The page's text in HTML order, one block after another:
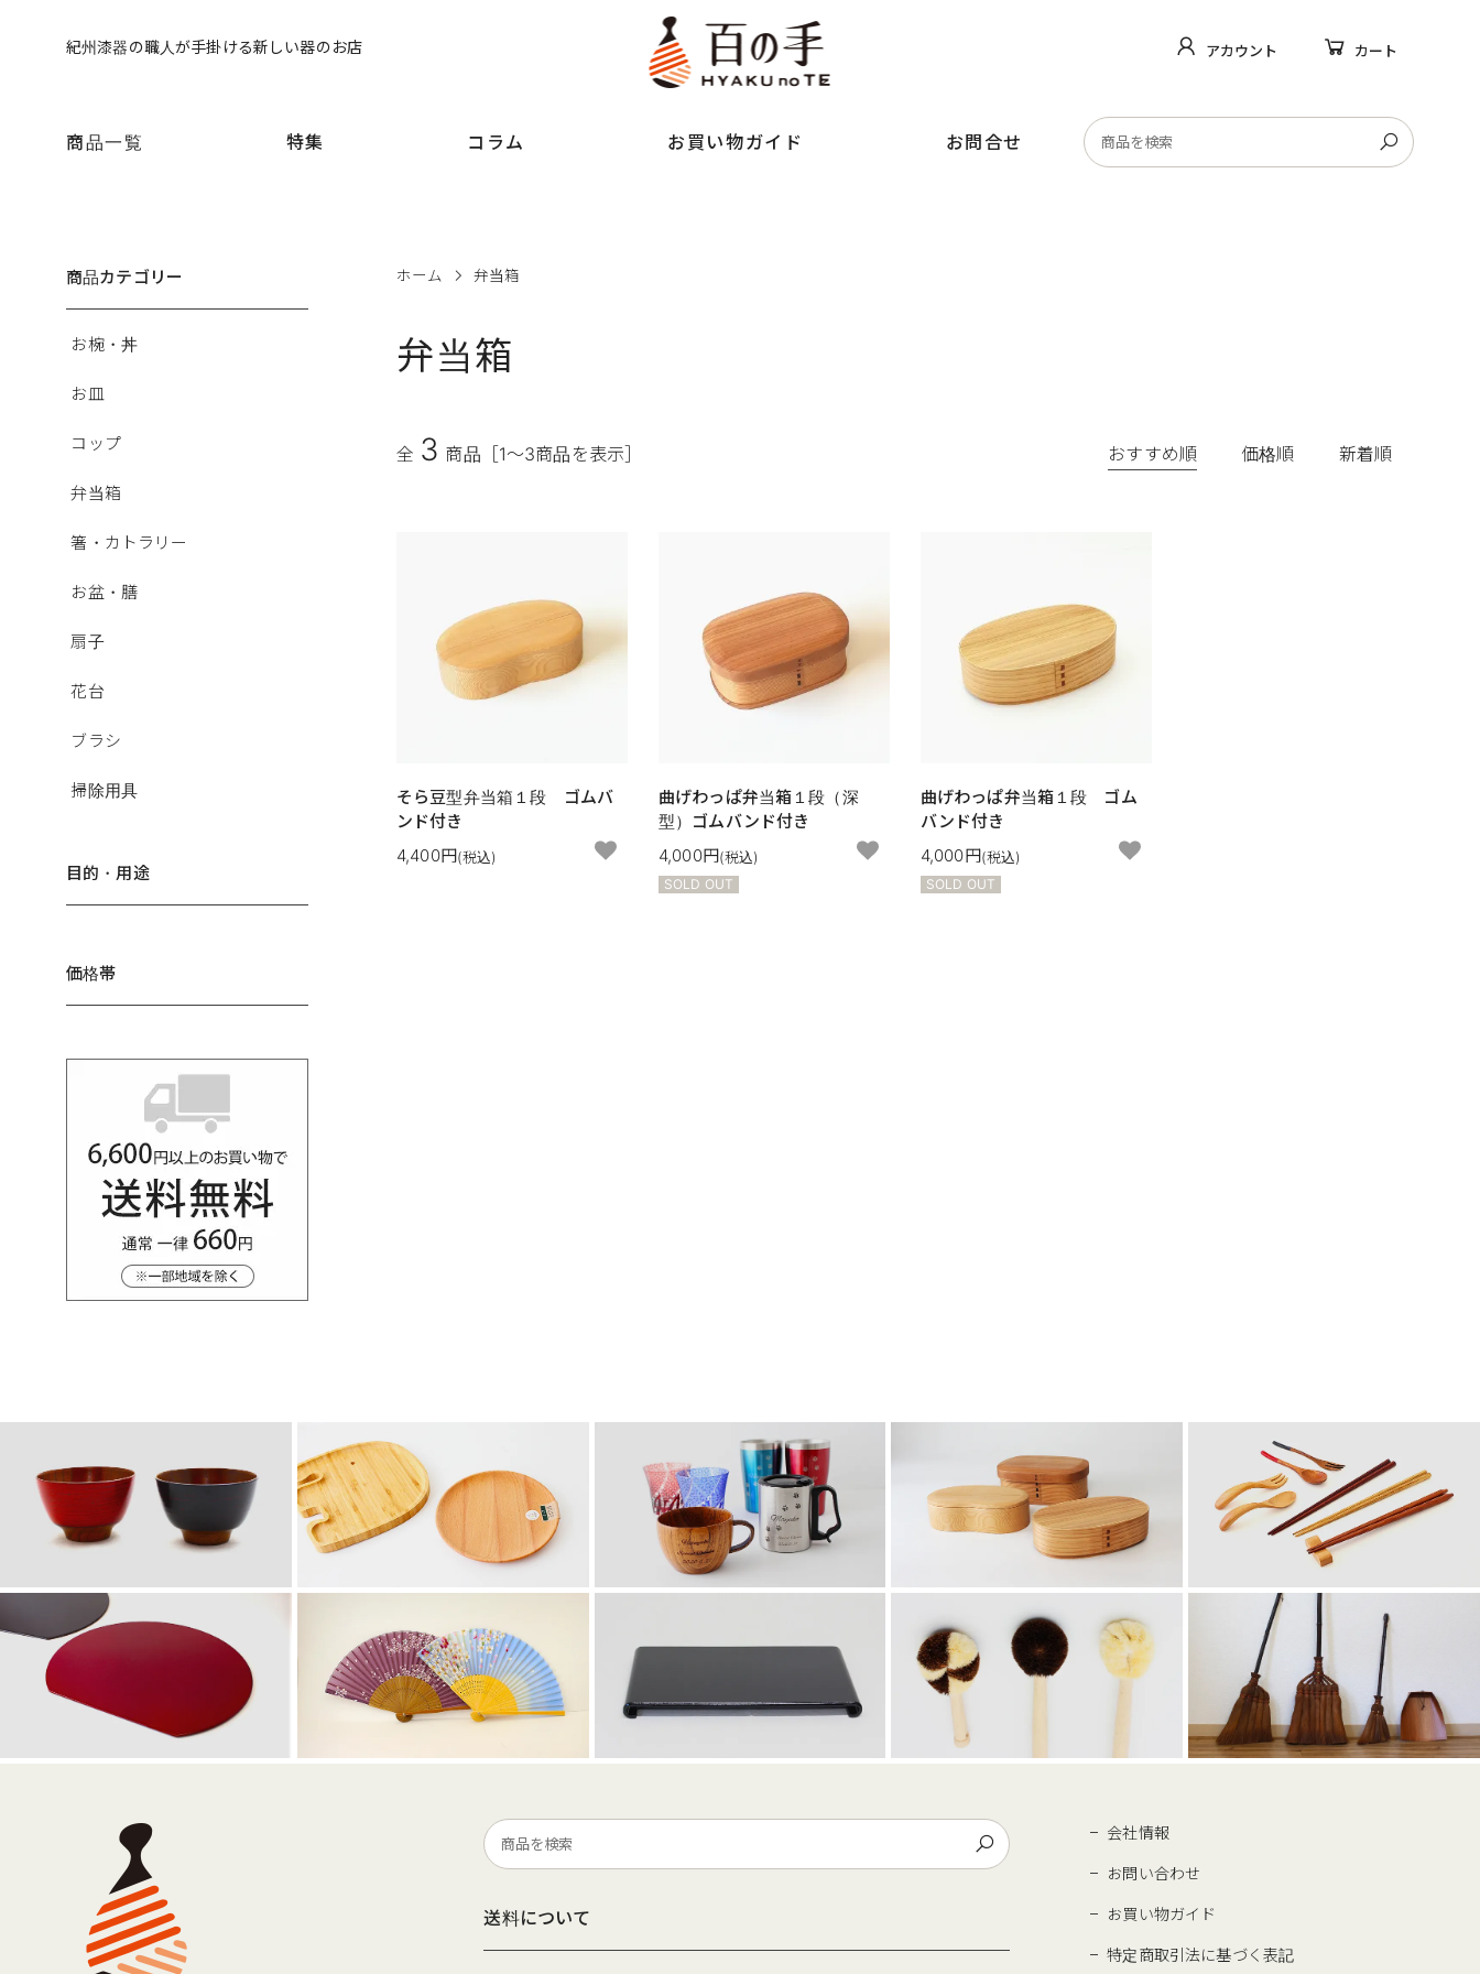
紀州漆器の職人が手掛ける新しい器のお店 アカウント カート
商品一覧 特集 コラム お買い物ガイド お問合せ
ホーム 弁当箱
弁当箱
全 3 商品 ［1～3商品を表示］ おすすめ順 価格順 新着順
そら豆型弁当箱１段 ゴムバ
ンド付き
4,400円(税込)
曲げわっぱ弁当箱１段（深
型）ゴムバンド付き
4,000円(税込)
SOLD OUT
曲げわっぱ弁当箱１段 ゴム
バンド付き
4,000円(税込)
SOLD OUT
商品カテゴリー
お椀・丼
お皿
コップ
弁当箱
箸・カトラリー
お盆・膳
扇子
花台
ブラシ
掃除用具
目的・用途
価格帯
送料について
会社情報
お問い合わせ
お買い物ガイド
特定商取引法に基づく表記